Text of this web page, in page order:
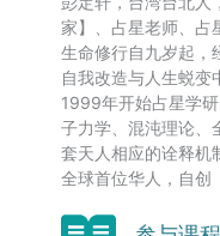
家】、占星老师、占
生命修行自九岁起，
自我改造与人生蜕变
1999年开始占星学
子力学、混沌理论、
套天人相应的诠释机
全球首位华人，自创